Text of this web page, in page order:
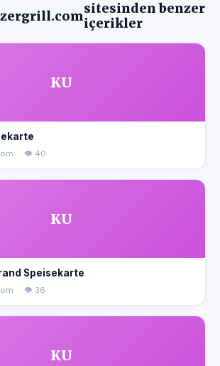
sitesinden benzer
içerikler
KU
· 👁 40
KU
Speisekarte
· 👁 36
KU